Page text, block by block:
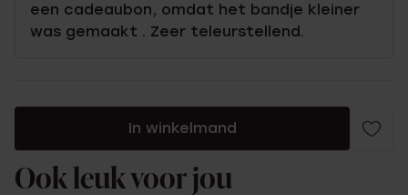
een cadeaubon, omdat het bandje kleiner
was gemaakt . Zeer teleurstellend.
In winkelmand
Ook leuk voor jou